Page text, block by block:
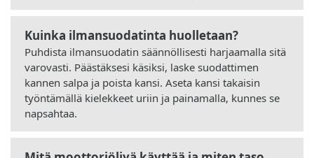
Kuinka ilmansuodatinta huolletaan?
Puhdista ilmansuodatin säännöllisesti harjaamalla sitä
varovasti. Päästäksesi käsiksi, laske suodattimen
kannen salpa ja poista kansi. Aseta kansi takaisin
työntämällä kielekkeet uriin ja painamalla, kunnes se
napsahtaa.